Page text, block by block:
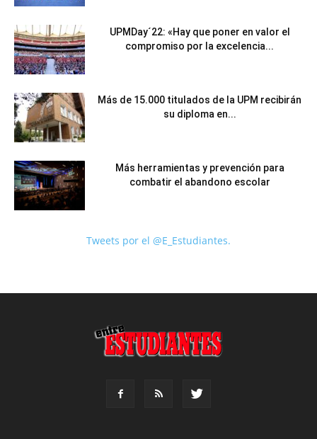
UPMDay´22: «Hay que poner en valor el
compromiso por la excelencia...
Más de 15.000 titulados de la UPM recibirán
su diploma en...
Más herramientas y prevención para
combatir el abandono escolar
Tweets por el @E_Estudiantes.